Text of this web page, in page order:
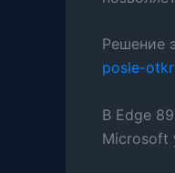
Решение
posle-
В Edge
Microsoft